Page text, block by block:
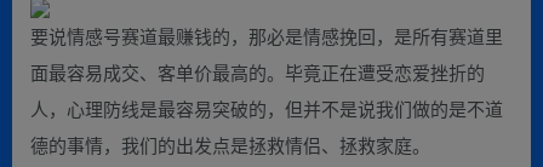
要说情感号赛道最赚钱的，那必是情感挽回，是所有赛道里
面最容易成交、客单价最高的。毕竟正在遭受恋爱挫折的
人，心理防线是最容易突破的，但并不是说我们做的是不道
德的事情，我们的出发点是拯救情侣、拯救家庭。